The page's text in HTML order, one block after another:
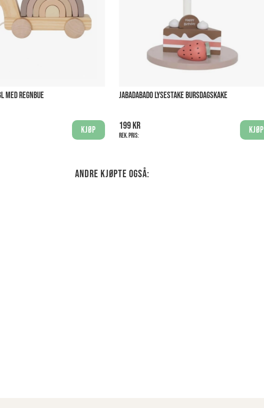
MED REGNBUE
Kjøp
JABADABADO LYSESTAKE BURSDAGSKAKE
199 kr
Rek. pris:
Kjøp
Andre kjøpte også: